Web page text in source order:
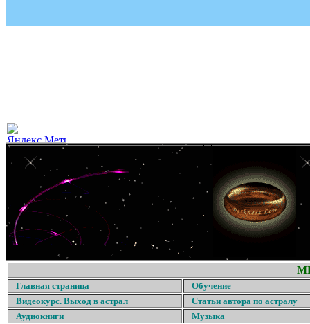
Главная страница
Обучение
Видеокурс. Выход в астрал
Статьи автора по астралу
Аудиокниги
Музыка